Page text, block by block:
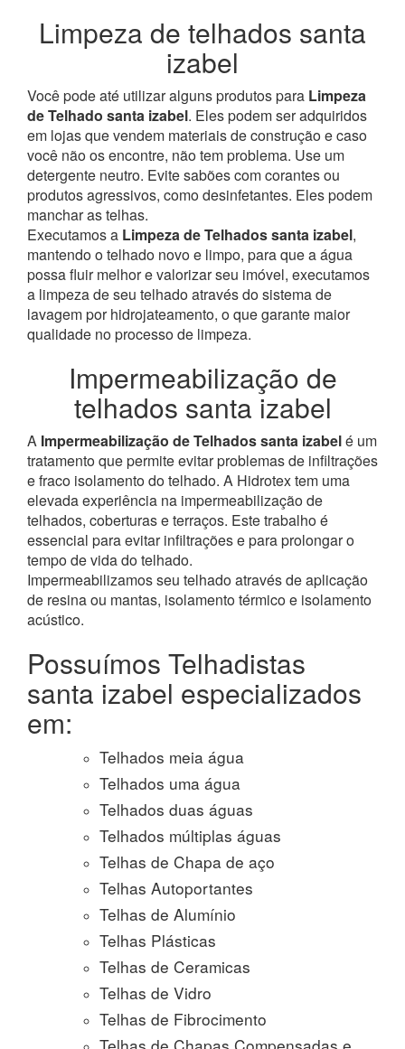
Limpeza de telhados santa
izabel
Você pode até utilizar alguns produtos para Limpeza
de Telhado santa izabel. Eles podem ser adquiridos
em lojas que vendem materiais de construção e caso
você não os encontre, não tem problema. Use um
detergente neutro. Evite sabões com corantes ou
produtos agressivos, como desinfetantes. Eles podem
manchar as telhas.
Executamos a Limpeza de Telhados santa izabel,
mantendo o telhado novo e limpo, para que a água
possa fluir melhor e valorizar seu imóvel, executamos
a limpeza de seu telhado através do sistema de
lavagem por hidrojateamento, o que garante maior
qualidade no processo de limpeza.
Impermeabilização de
telhados santa izabel
A Impermeabilização de Telhados santa izabelé um
tratamento que permite evitar problemas de infiltrações
e fraco isolamento do telhado. A Hidrotex tem uma
elevada experiência na impermeabilização de
telhados, coberturas e terraços. Este trabalho é
essencial para evitar infiltrações e para prolongar o
tempo de vida do telhado.
Impermeabilizamos seu telhado através de aplicação
de resina ou mantas, isolamento térmico e isolamento
acústico.
Possuímos Telhadistas
santa izabel especializados
em:
Telhados meia água
Telhados uma água
Telhados duas águas
Telhados múltiplas águas
Telhas de Chapa de aço
Telhas Autoportantes
Telhas de Alumínio
Telhas Plásticas
Telhas de Ceramicas
Telhas de Vidro
Telhas de Fibrocimento